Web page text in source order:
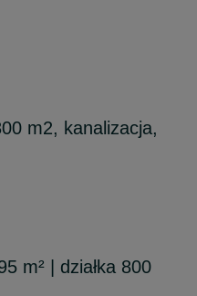
m2, kanalizacja,
m² | działka 800